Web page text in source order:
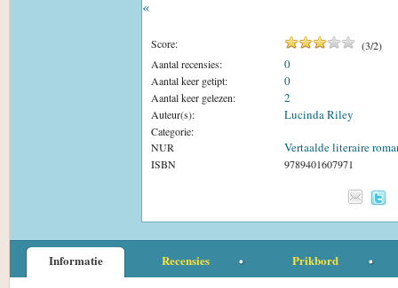
«
Score: (3/2)
Aantal recensies:
0
Aantal keer getipt: 0
Aantal keer gelezen: 2
Auteur(s): Lucinda Riley
Categorie:
NUR
Vertaalde literaire
ISBN 9789401607971
Informatie Recensies Prikbord